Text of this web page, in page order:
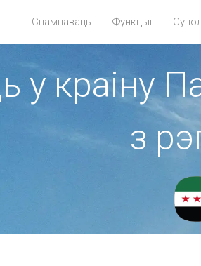
Спампаваць Функцыі
у краіну
з